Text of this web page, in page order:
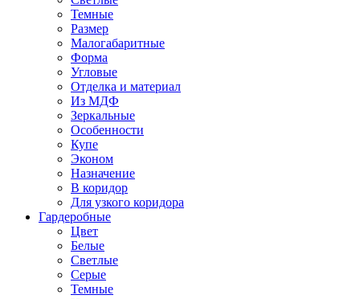
Темные
Размер
Малогабаритные
Форма
Угловые
Отделка и материал
Из МДФ
Зеркальные
Особенности
Купе
Эконом
Назначение
В коридор
Для узкого коридора
Гардеробные
Цвет
Белые
Светлые
Серые
Темные